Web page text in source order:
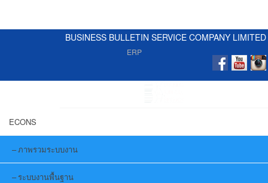
BUSINESS BULLETIN SERVICE COMPANY LIMITED
ERP
ECONS
ภาพรวมระบบงาน
ระบบงานพื้นฐาน